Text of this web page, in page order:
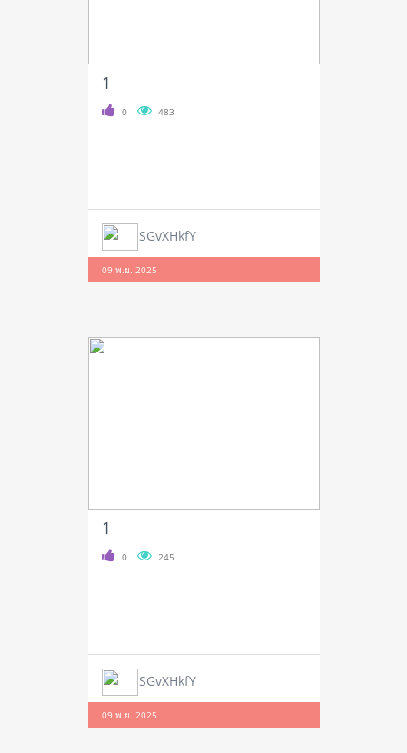
1
0 483
SGvXHkfY
09 พ.ย. 2025
1
0 245
SGvXHkfY
09 พ.ย. 2025